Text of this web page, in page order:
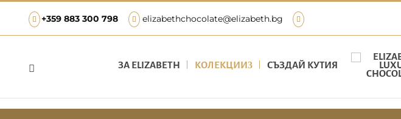
+359 883 300 798 elizabethchocolate@elizabeth.bg
 ЗА ЕLIZABETH КОЛЕКЦИИ СЪЗДАЙ КУТИЯ